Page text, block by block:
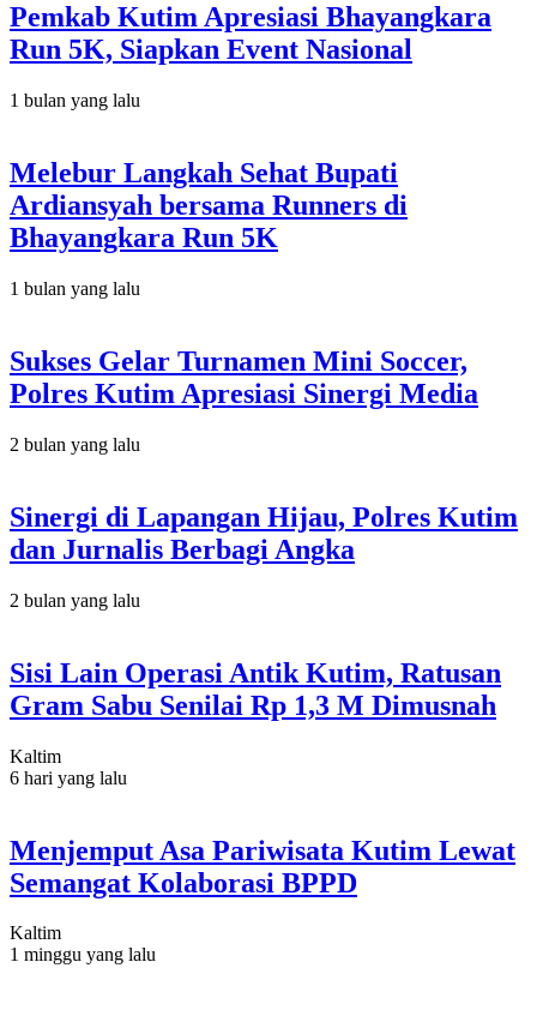
Pemkab Kutim Apresiasi Bhayangkara
Run 5K, Siapkan Event Nasional
1 bulan yang lalu
Melebur Langkah Sehat Bupati
Ardiansyah bersama Runners di
Bhayangkara Run 5K
1 bulan yang lalu
Sukses Gelar Turnamen Mini Soccer,
Polres Kutim Apresiasi Sinergi Media
2 bulan yang lalu
Sinergi di Lapangan Hijau, Polres Kutim
dan Jurnalis Berbagi Angka
2 bulan yang lalu
Sisi Lain Operasi Antik Kutim, Ratusan
Gram Sabu Senilai Rp 1,3 M Dimusnah
Kaltim
6 hari yang lalu
Menjemput Asa Pariwisata Kutim Lewat
Semangat Kolaborasi BPPD
Kaltim
1 minggu yang lalu